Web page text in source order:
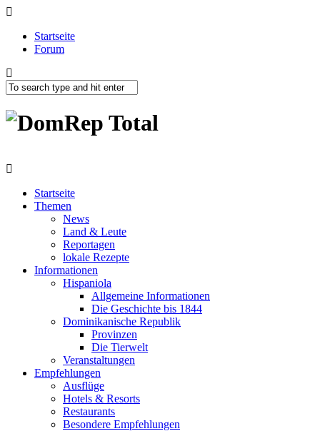
Startseite
Forum
Startseite
Themen
News
Land & Leute
Reportagen
lokale Rezepte
Informationen
Hispaniola
Allgemeine Informationen
Die Geschichte bis 1844
Dominikanische Republik
Provinzen
Die Tierwelt
Veranstaltungen
Empfehlungen
Ausflüge
Hotels & Resorts
Restaurants
Besondere Empfehlungen